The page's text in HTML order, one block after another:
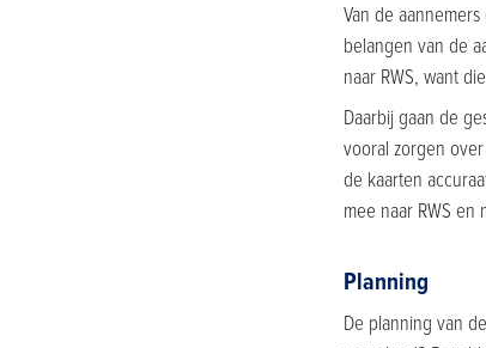
Van de
belangen van de
naar RWS, want
Daarbij gaan de
vooral zorgen
de kaarten
mee naar RWS en
Planning
De planning van